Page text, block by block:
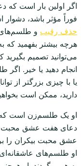
اگر اولین بار است
فوراً مؤثر باشد، دشوار
حذف رقیب و طلسم‌های
هرچه بیشتر بفهمید که
می‌توانید تصمیم بگیرید
انجام دهید یا خیر. اگر
یا با چیزی بزرگتر از
دارید، ممکن است
او یک طلسم‌زن است که
دعای هفت عشق محبت
عشق محبت بیکران را
او طلسم‌های عاشقانه‌ای